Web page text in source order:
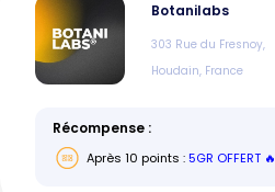
Botanilabs
303 Rue du Fresnoy,
Houdain, France
Récompense :
Après 10 points :5GR OFFERT 🔥